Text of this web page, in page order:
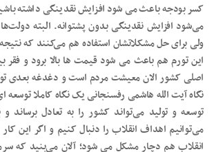
کسر بودجه باعث می شود افزایش نقدینگی داشته
می‌شود افزایش نقدینگی بدون پشتوانه. البته
ولی برای حل مشکلاتشان استفاده هم می‌کنند که
این تورم هم باعث می شود قیمت ها بالا برود و
اصلی کشور الان معیشت مردم است و دغدغه بعدی
نگاه آیت الله هاشمی رفسنجانی یک نگاه کاملا توسعه
توسعه و تولید می‌تواند کشور را به تعادل برساند
می‌توانیم اهداف انقلاب را دنبال کنیم و اگر این
انقلاب هم دچار مشکل می شود؛ آلان می‌بنید که